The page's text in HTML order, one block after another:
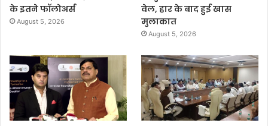
के इतने फॉलोअर्स
August 5, 2026
वेल, हार के बाद हुई खास
मुलाकात
August 5, 2026